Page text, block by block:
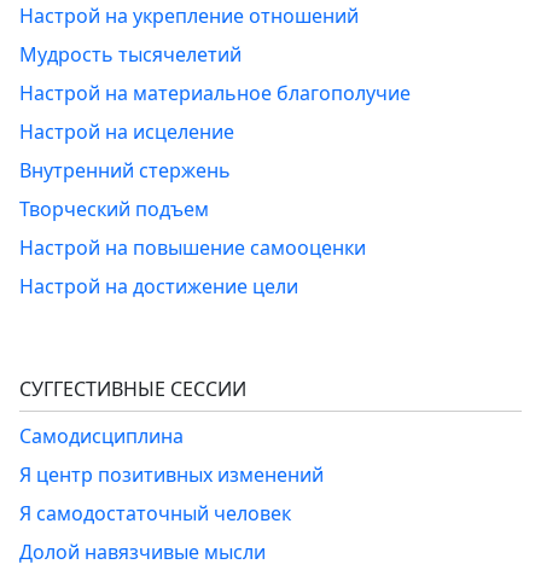
Настрой на укрепление отношений
Мудрость тысячелетий
Настрой на материальное благополучие
Настрой на исцеление
Внутренний стержень
Творческий подъем
Настрой на повышение самооценки
Настрой на достижение цели
СУГГЕСТИВНЫЕ СЕССИИ
Самодисциплина
Я центр позитивных изменений
Я самодостаточный человек
Долой навязчивые мысли